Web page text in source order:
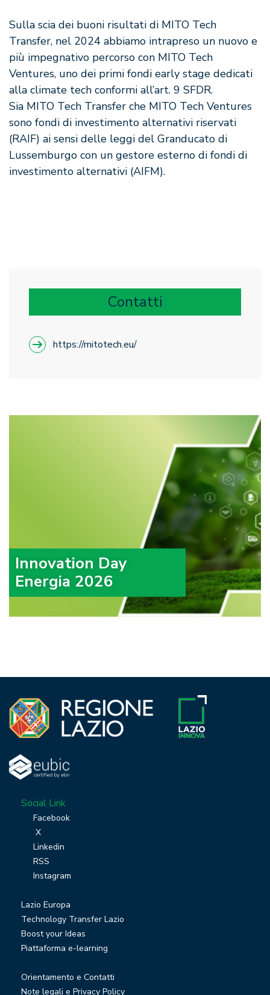
Sulla scia dei buoni risultati di MITO Tech
Transfer, nel 2024 abbiamo intrapreso un nuovo e
più impegnativo percorso con MITO Tech
Ventures, uno dei primi fondi early stage dedicati
alla climate tech conformi all’art. 9 SFDR.
Sia MITO Tech Transfer che MITO Tech Ventures
sono fondi di investimento alternativi riservati
(RAIF) ai sensi delle leggi del Granducato di
Lussemburgo con un gestore esterno di fondi di
investimento alternativi (AIFM).
Contatti
https://mitotech.eu/
Innovation Day
Energia 2026
Social Link
Facebook
X
Linkedin
RSS
Instagram
Lazio Europa
Technology Transfer Lazio
Boost your Ideas
Piattaforma e-learning
Orientamento e Contatti
Note legali e Privacy Policy